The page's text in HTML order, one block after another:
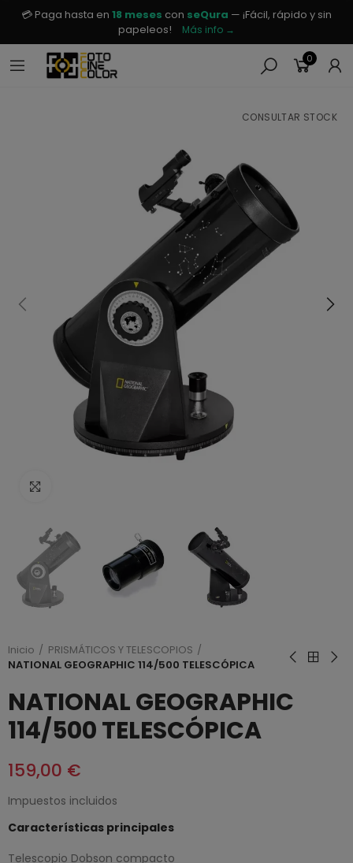
💳 Paga hasta en 18 meses con seQura — ¡Fácil, rápido y sin
papeleos!
Más info →
0
CONSULTAR STOCK
Inicio
PRISMÁTICOS Y TELESCOPIOS
NATIONAL GEOGRAPHIC 114/500 TELESCÓPICA
NATIONAL GEOGRAPHIC
114/500 TELESCÓPICA
159,00 €
Impuestos incluidos
Características principales
Telescopio Dobson compacto